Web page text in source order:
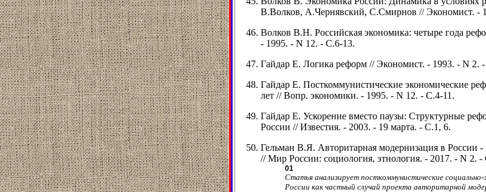
В.Волков, А.Чернявский, С.Смирнов // Экономист. -
Волков В.Н. Российская экономика: четыре года
- 1995. - N 12. - С.6-13.
Гайдар Е. Логика реформ // Экономист. - 1993. - N 2.
Гайдар Е. Посткоммунистические экономические
лет // Вопр. экономики. - 1995. - N 12. - С.4-11.
Гайдар Е. Ускорение вместо паузы: Структурные
России // Известия. - 2003. - 19 марта. - С.1, 6.
Гельман В.Я. Авторитарная модернизация в России
// Мир России: социология, этнология. - 2017. - N 2. -
01
Статья анализирует посткоммунистические
России как частный случай проекта авторитарной